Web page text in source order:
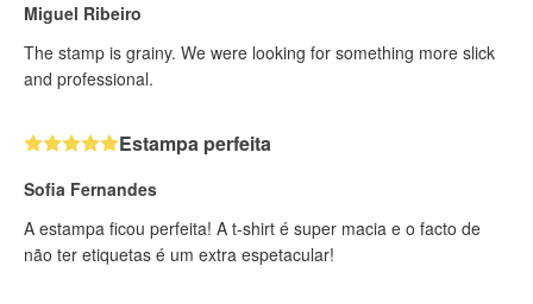
Miguel Ribeiro
The stamp is grainy. We were looking for something more slick
and professional.
Estampa perfeita
Sofia Fernandes
A estampa ficou perfeita! A t-shirt é super macia e o facto de
não ter etiquetas é um extra espetacular!